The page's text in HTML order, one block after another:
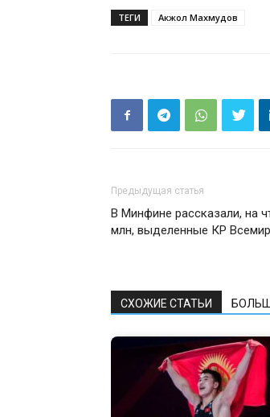
ТЕГИ Акжол Махмудов
Предыдущая статья
В Минфине рассказали, на
млн, выделенные КР
СХОЖИЕ СТАТЬИ